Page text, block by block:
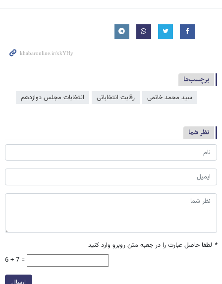
برچسب‌ها
سید محمد خاتمی رقابت انتخاباتی انتخابات مجلس دوازدهم
نظر شما
* لطفا حاصل عبارت را در جعبه متن روبرو وارد کنید
6 + 7 =